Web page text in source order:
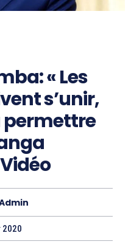
« Les
s’unir,
permettre
2020